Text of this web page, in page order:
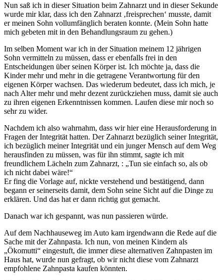
Nun saß ich in dieser Situation beim Zahnarzt und in dieser Sekunde
wurde mir klar, dass ich den Zahnarzt ‚freisprechen‘ musste, damit
er meinen Sohn vollumfänglich beraten konnte. (Mein Sohn hatte
mich gebeten mit in den Behandlungsraum zu gehen.)
Im selben Moment war ich in der Situation meinem 12 jährigen
Sohn vermitteln zu müssen, dass er ebenfalls frei in den
Entscheidungen über seinen Körper ist. Ich möchte ja, dass die
Kinder mehr und mehr in die getragene Verantwortung für den
eigenen Körper wachsen. Das wiederum bedeutet, dass ich mich, je
nach Alter mehr und mehr dezent zurückziehen muss, damit sie auch
zu ihren eigenen Erkenntnissen kommen. Laufen diese mir noch so
sehr zu wider.
Nachdem ich also wahrnahm, dass wir hier eine Herausforderung in
Fragen der Integrität hatten. Der Zahnarzt bezüglich seiner Integrität,
ich bezüglich meiner Integrität und ein junger Mensch auf dem Weg
herausfinden zu müssen, was für ihn stimmt, sagte ich mit
freundlichem Lächeln zum Zahnarzt, : „Tun sie einfach so, als ob
ich nicht dabei wäre!“
Er fing die Vorlage auf, nickte verstehend und bestätigend, dann
begann er seinerseits damit, dem Sohn seine Sicht auf die Dinge zu
erklären. Und das hat er dann richtig gut gemacht.
Danach war ich gespannt, was nun passieren würde.
Auf dem Nachhauseweg im Auto kam irgendwann die Rede auf die
Sache mit der Zahnpasta. Ich nun, von meinen Kindern als
„Ökomutti“ eingestuft, die immer diese alternativen Zahnpasten im
Haus hat, wurde nun gefragt, ob wir nicht diese vom Zahnarzt
empfohlene Zahnpasta kaufen könnten.